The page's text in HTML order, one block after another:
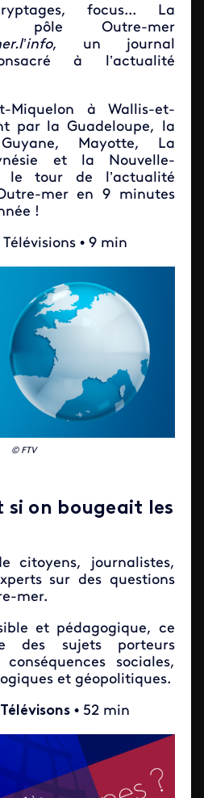
focus... La
pôle Outre-mer
, un journal
à l’actualité
Miquelon à Wallis-et-
par la Guadeloupe, la
Mayotte, La
et la Nouvelle-
le tour de l’actualité
mer en 9 minutes
!
Télévisions • 9 min
© FTV
on bougeait les
citoyens, journalistes,
sur des questions
mer.
et pédagogique, ce
des sujets porteurs
sociales,
et géopolitiques.
• 52 min